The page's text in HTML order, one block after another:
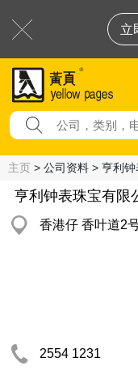
立
主页 > 公司资料 > 亨利钟
亨利钟表珠宝有限
香港仔 香叶道2
2554 1231